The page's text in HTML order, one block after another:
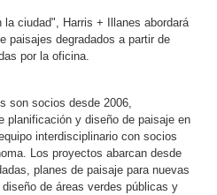
ciudad", Harris + Illanes abordará
paisajes degradados a partir de
por la oficina.
son socios desde 2006,
planificación y diseño de paisaje en
interdisciplinario con socios
Los proyectos abarcan desde
planes de paisaje para nuevas
de áreas verdes públicas y